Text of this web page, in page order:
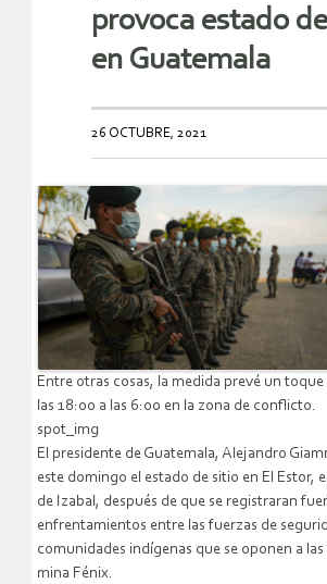
provoca estado
en Guatemala
26 OCTUBRE, 2021
Entre otras cosas, la medida prevé un
las 18:00 a las 6:00 en la zona de conflicto.
spot_img
El presidente de Guatemala, Alejandro
este domingo el estado de sitio en El Estor,
de Izabal, después de que se registraran
enfrentamientos entre las fuerzas de
comunidades indígenas que se oponen a
mina Fénix.